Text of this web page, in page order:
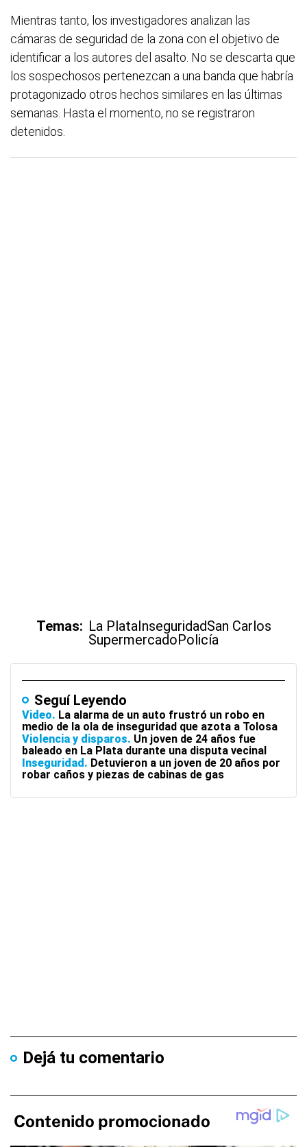
Mientras tanto, los investigadores analizan las
cámaras de seguridad de la zona con el objetivo de
identificar a los autores del asalto. No se descarta que
los sospechosos pertenezcan a una banda que habría
protagonizado otros hechos similares en las últimas
semanas. Hasta el momento, no se registraron
detenidos.
Temas: La PlataInseguridadSan Carlos
SupermercadoPolicía
Seguí Leyendo
Video La alarma de un auto frustró un robo en
medio de la ola de inseguridad que azota a Tolosa
Violencia y disparos Un joven de 24 años fue
baleado en La Plata durante una disputa vecinal
Inseguridad
Detuvieron a un joven de 20 años por
robar caños y piezas de cabinas de gas
Dejá tu comentario